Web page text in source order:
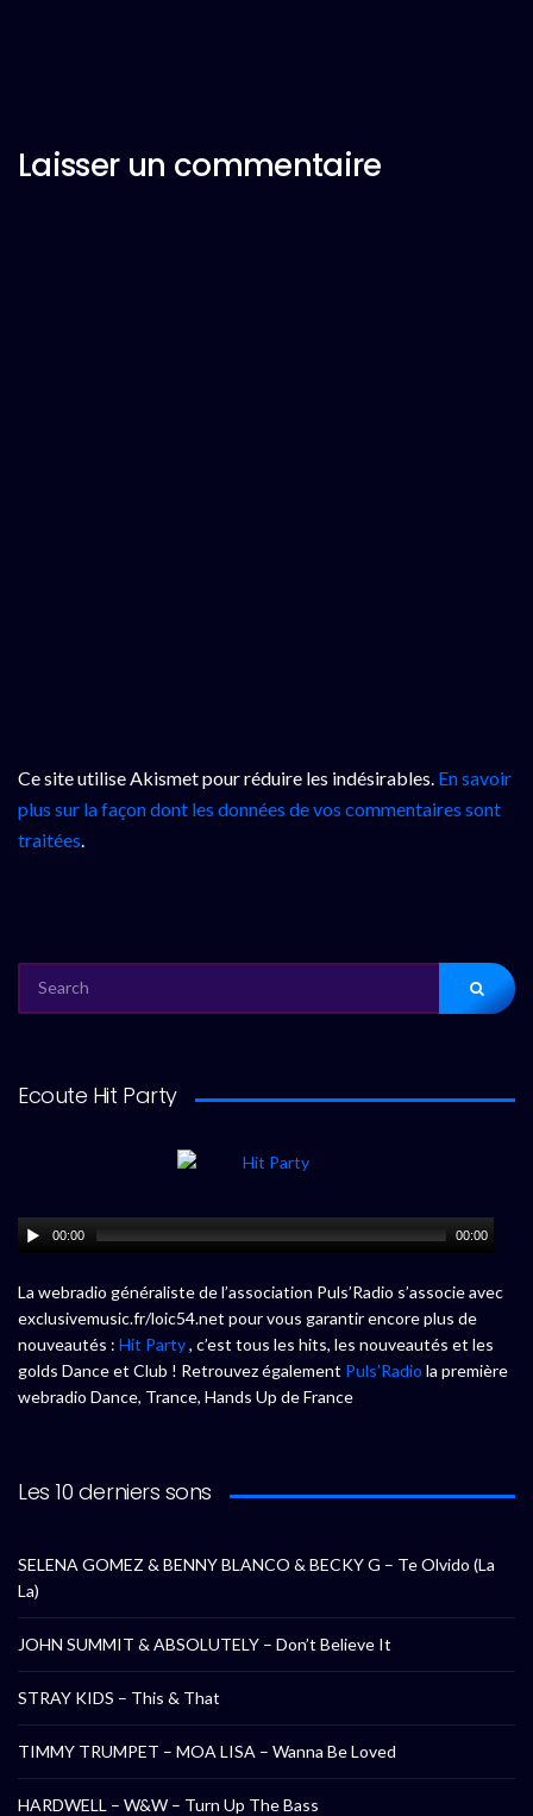
Laisser un commentaire
Ce site utilise Akismet pour réduire les indésirables. En savoir
plus sur la façon dont les données de vos commentaires sont
traitées.
FOR:
Ecoute Hit Party
00:00 00:00
La webradio généraliste de l’association Puls’Radio s’associe avec
exclusivemusic.fr/loic54.net pour vous garantir encore plus de
nouveautés : Hit Party, c’est tous les hits, les nouveautés et les
golds Dance et Club ! Retrouvez également Puls’Radio la première
webradio Dance, Trance, Hands Up de France
Les 10 derniers sons
SELENA GOMEZ & BENNY BLANCO & BECKY G – Te Olvido (La
La)
JOHN SUMMIT & ABSOLUTELY – Don’t Believe It
STRAY KIDS – This & That
TIMMY TRUMPET – MOA LISA – Wanna Be Loved
HARDWELL – W&W – Turn Up The Bass